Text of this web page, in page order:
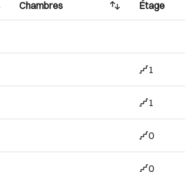
Chambres Étage
1
1
0
0